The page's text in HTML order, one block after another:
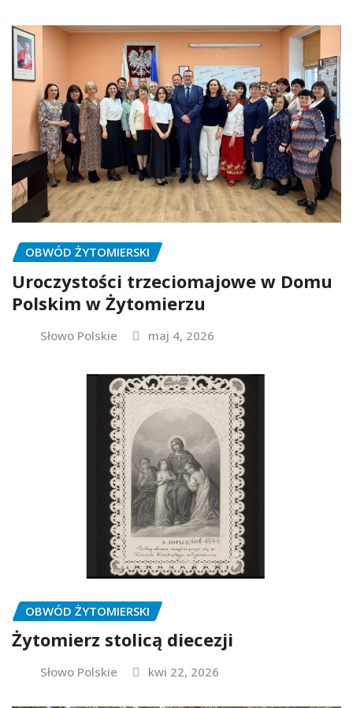
OBWÓD ŻYTOMIERSKI
Uroczystości trzeciomajowe w Domu
Polskim w Żytomierzu
Słowo Polskie maj 4, 2026
OBWÓD ŻYTOMIERSKI
Żytomierz stolicą diecezji
Słowo Polskie kwi 22, 2026